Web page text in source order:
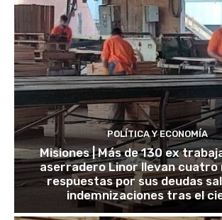
POLÍTICA Y ECONOMÍA
Misiones | Más de 130 ex
aserradero Linor llevan cuatro
respuestas por sus deudas
indemnizaciones tras el